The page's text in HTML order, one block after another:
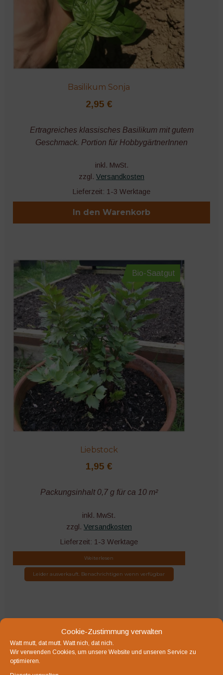
Cookie-Zustimmung verwalten
Watt mutt, dat mutt. Watt nich, dat nich.
Wir verwenden Cookies, um unsere Website und unseren Service zu
optimieren.
Basilikum Sonja
2,95 €
Ertragreiches klassisches Basilikum mit gutem
Geschmack. Portion für HobbygärtnerInnen
inkl. MwSt.
zzgl. Versandkosten
Lieferzeit: 1-3 Werktage
In den Warenkorb
Bio-Saatgut
Liebstock
1,95 €
Packungsinhalt 0,7 g für ca 10 m²
inkl. MwSt.
zzgl. Versandkosten
Lieferzeit: 1-3 Werktage
Weiterlesen
Leider ausverkauft. Benachrichtigen wenn verfügbar
Bio-Saatgut